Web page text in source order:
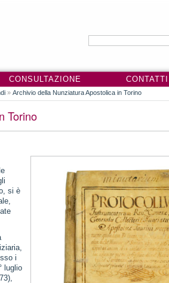
CONSULTAZIONE CONTATTI
» Archivio della Nunziatura Apostolica in Torino
Torino
si è
i
luglio